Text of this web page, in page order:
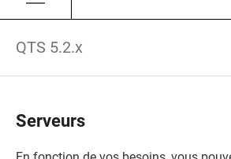
QTS 5.2.x
Serveurs